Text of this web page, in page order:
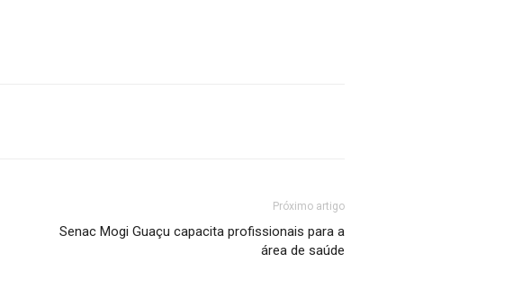
Próximo artigo
Senac Mogi Guaçu capacita profissionais para a
área de saúde